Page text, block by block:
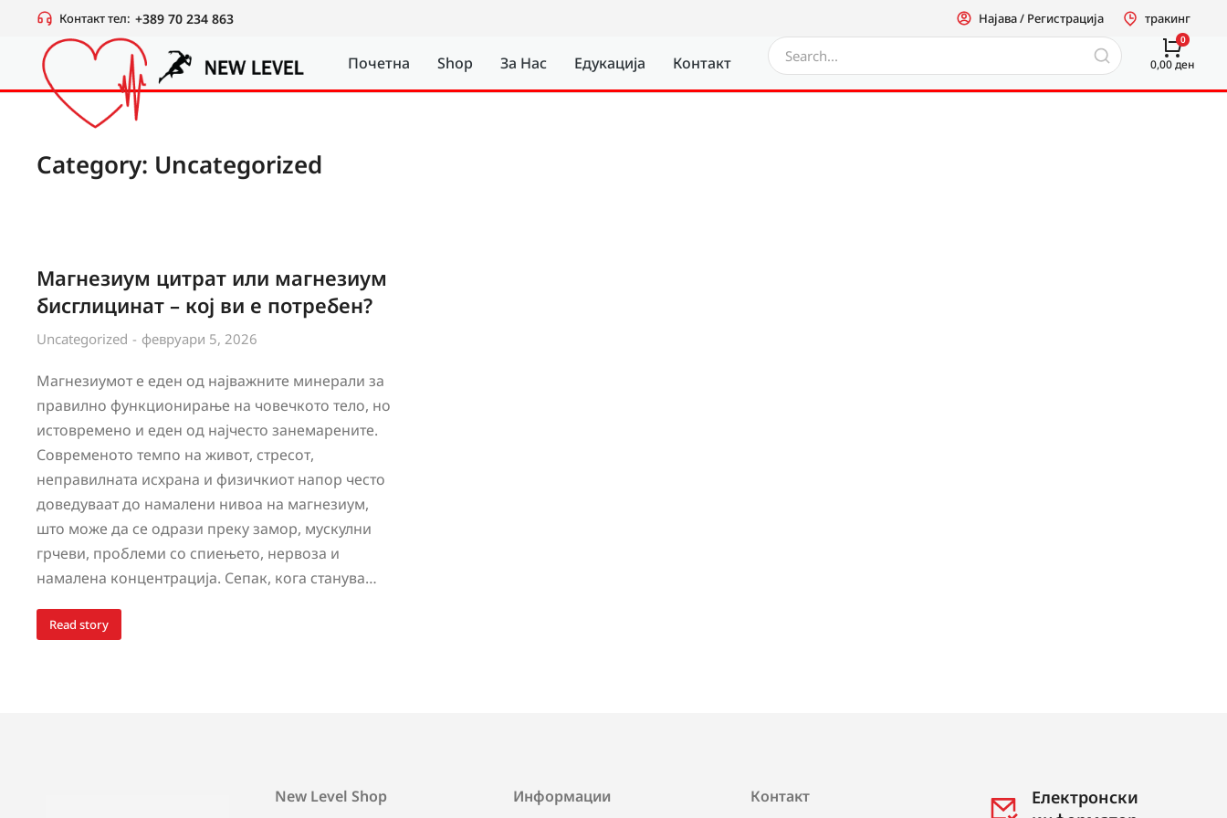
Контакт тел: +389 70 234 863 Најава / Регистрација тракинг
Почетна Shop За Нас Едукација Контакт 0,00ден
Category: Uncategorized
Магнезиум цитрат или магнезиум
бисглицинат – кој ви е потребен?
Uncategorized февруари 5, 2026
Магнезиумот е еден од најважните минерали за
правилно функционирање на човечкото тело, но
истовремено и еден од најчесто занемарените.
Современото темпо на живот, стресот,
неправилната исхрана и физичкиот напор често
доведуваат до намалени нивоа на магнезиум,
што може да се одрази преку замор, мускулни
грчеви, проблеми со спиењето, нервоза и
намалена концентрација. Сепак, кога станува…
Read story
New Level Shop Информации Контакт
Електронски